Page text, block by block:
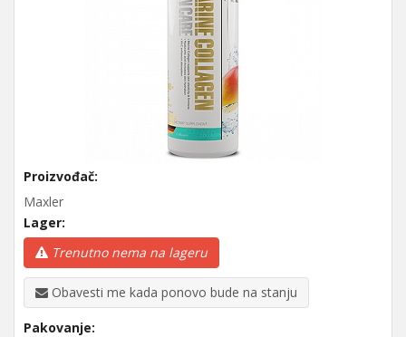
Proizvođač:
Maxler
Lager:
Trenutno nema na lageru
Obavesti me kada ponovo bude na stanju
Pakovanje: